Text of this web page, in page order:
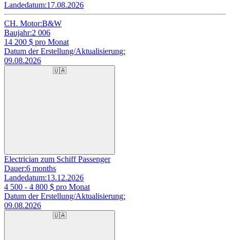
Landedatum:17.08.2026
CH. Motor:B&W
Baujahr:2 006
14 200 $ pro Monat
Datum der Erstellung/Aktualisierung:
09.08.2026
🇺🇦
Electrician zum Schiff Passenger
Dauer:6 months
Landedatum:13.12.2026
4 500 - 4 800 $ pro Monat
Datum der Erstellung/Aktualisierung:
09.08.2026
🇺🇦